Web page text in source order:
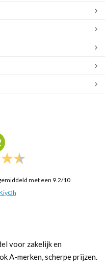
met een 9.2/10
voor zakelijk en
A-merken, scherpe prijzen.